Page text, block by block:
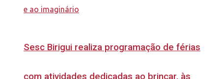
Sesc Birigui realiza programação de férias
com atividades dedicadas ao brincar, às